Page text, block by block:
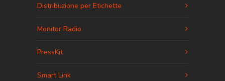
Distribuzione per Etichette
Monitor Radio
PressKit
Smart Link